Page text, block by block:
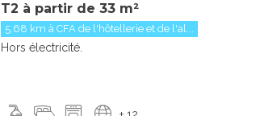
T2 à partir de 33 m²
5.68 km à CFA de l'hôtellerie et de l'al...
Hors électricité.